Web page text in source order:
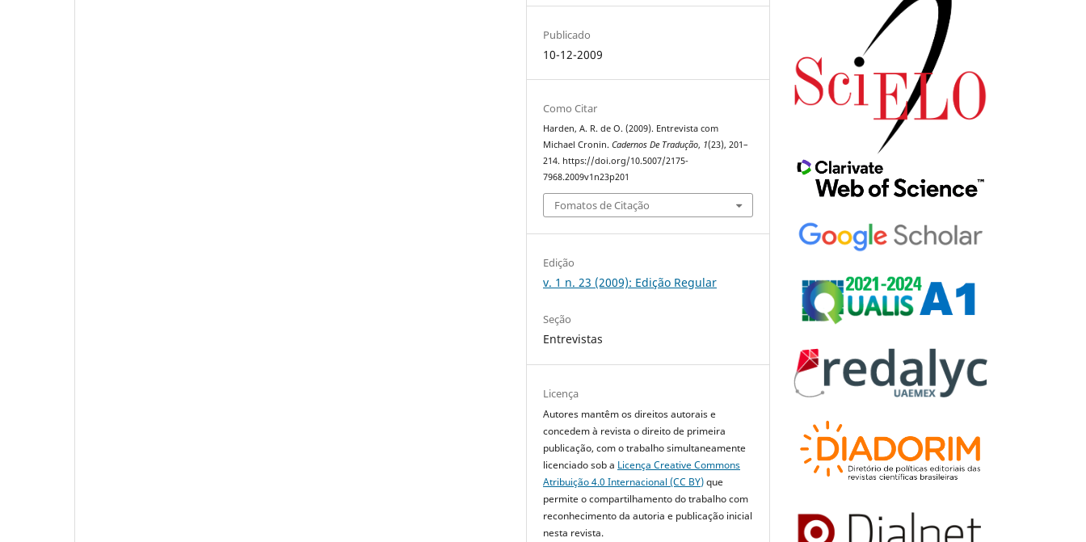
Publicado
10-12-2009
Como Citar
Harden, A. R. de O. (2009). Entrevista com
Michael Cronin.Cadernos De Tradução, 1(23), 201–
214. https://doi.org/10.5007/2175-
7968.2009v1n23p201
Fomatos de Citação
Edição
v. 1 n. 23 (2009): Edição Regular
Seção
Entrevistas
Licença
Autores mantêm os direitos autorais e
concedem à revista o direito de primeira
publicação, com o trabalho simultaneamente
licenciado sob a Licença Creative Commons
Atribuição 4.0 Internacional (CC BY)que
permite o compartilhamento do trabalho com
reconhecimento da autoria e publicação inicial
nesta revista.